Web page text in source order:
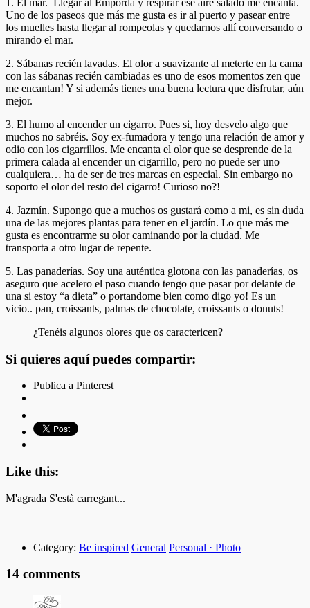
Uno de los paseos que más me gusta es ir al puerto y pasear entre
los muelles hasta llegar al rompeolas y quedarnos allí conversando o
mirando el mar.
2. Sábanas recién lavadas. El olor a suavizante al meterte en la cama
con las sábanas recién cambiadas es uno de esos momentos zen que
me encantan! Y si además tienes una buena lectura que disfrutar, aún
mejor.
3. El humo al encender un cigarro. Pues si, hoy desvelo algo que
muchos no sabréis. Soy ex-fumadora y tengo una relación de amor y
odio con los cigarrillos. Me encanta el olor que se desprende de la
primera calada al encender un cigarrillo, pero no puede ser uno
cualquiera… ha de ser de tres marcas en especial. Sin embargo no
soporto el olor del resto del cigarro! Curioso no?!
4. Jazmín. Supongo que a muchos os gustará como a mi, es sin duda
una de las mejores plantas para tener en el jardín. Lo que más me
gusta es encontrarme su olor caminando por la ciudad. Me
transporta a otro lugar de repente.
5. Las panaderías. Soy una auténtica glotona con las panaderías, os
aseguro que acelero el paso cuando tengo que pasar por delante de
una si estoy “a dieta” o portandome bien como digo yo! Es un
vicio.. pan, croissants, palmas de chocolate, croissants o donuts!
¿Tenéis algunos olores que os caractericen?
Si quieres aquí puedes compartir:
Publica a Pinterest
Like this:
M'agrada S'està carregant...
Category: Be inspired General Personal · Photo
14 comments